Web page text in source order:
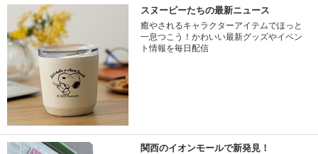
スヌーピーたちの最新ニュース
癒やされるキャラクターアイテムでほっと
一息つこう！かわいい最新グッズやイベン
ト情報を毎日配信
関西のイオンモールで新発見！